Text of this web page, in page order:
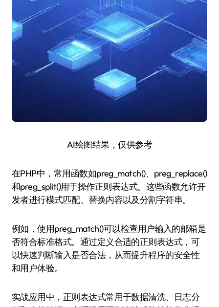
AI绘图结果，仅供参考
在PHP中，常用函数如preg_match()、preg_replace()
和preg_split()用于操作正则表达式。这些函数允许开
发者进行模式匹配、替换内容以及分割字符串。
例如，使用preg_match()可以检查用户输入的邮箱是
否符合标准格式。通过定义合适的正则表达式，可
以快速判断输入是否合法，从而提升程序的安全性
和用户体验。
实战应用中，正则表达式常用于数据清洗、日志分